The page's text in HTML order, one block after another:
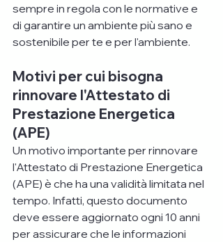
sempre in regola con le normative e
di garantire un ambiente più sano e
sostenibile per te e per l'ambiente.
Motivi per cui bisogna
rinnovare l'Attestato di
Prestazione Energetica
(APE)
Un motivo importante per rinnovare
l'Attestato di Prestazione Energetica
(APE) è che ha una validità limitata nel
tempo. Infatti, questo documento
deve essere aggiornato ogni 10 anni
per assicurare che le informazioni